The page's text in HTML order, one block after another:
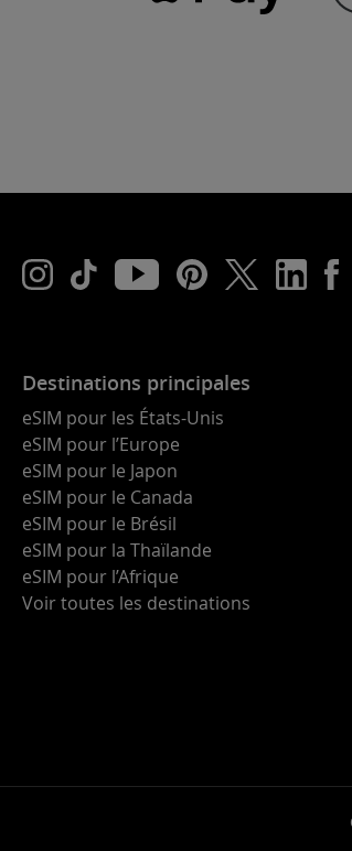
Destinations principales
eSIM pour les États-Unis
eSIM pour l’Europe
eSIM pour le Japon
eSIM pour le Canada
eSIM pour le Brésil
eSIM pour la Thaïlande
eSIM pour l’Afrique
Voir toutes les destinations